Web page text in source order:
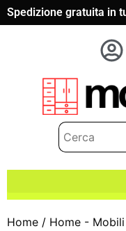
Spedizione gratuita in
Home / Home -